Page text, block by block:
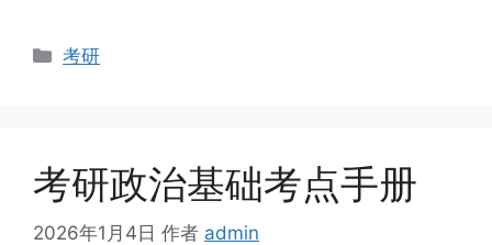
分
考研
考研政治基础考点手册
2026年1月4日 作者 admin